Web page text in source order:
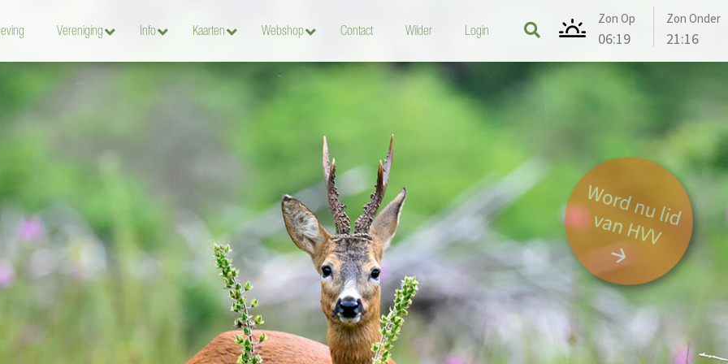
Vereniging Info Kaarten Webshop Contact Wilder Login
Zon Op
06:19
Zon Onder
21:16
Zoeken
naar: